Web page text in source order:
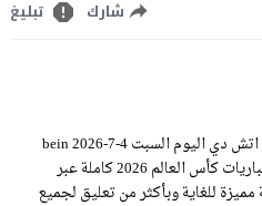
شارك تبليغ
مشاهدة قناة بي ان سبورت ماكس اتش دي اليوم السبت 4-7-2026 bein
sports max 4 live stream لمتابعة مباريات كأس العالم 2026 كاملة عبر
مميزة للغاية وبأكثر من تعليق لجميع